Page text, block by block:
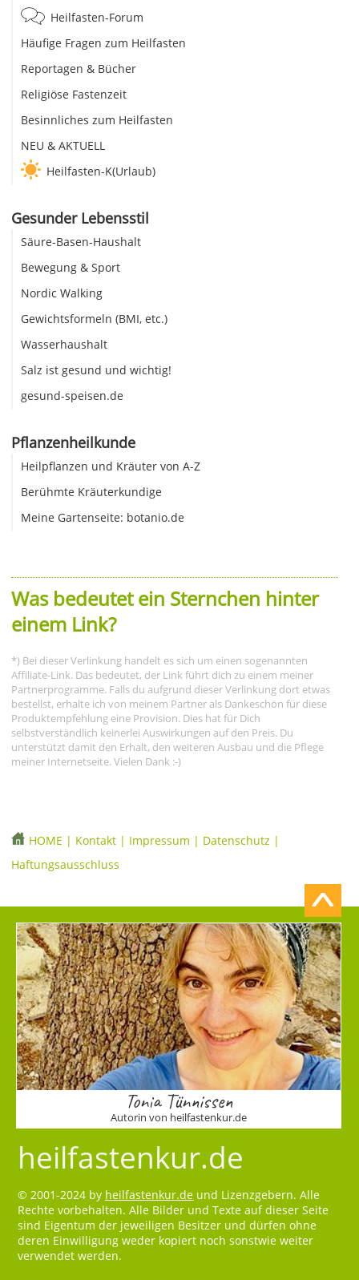
Heilfasten-Forum
Häufige Fragen zum Heilfasten
Reportagen & Bücher
Religiöse Fastenzeit
Besinnliches zum Heilfasten
NEU & AKTUELL
Heilfasten-K(Urlaub)
Gesunder Lebensstil
Säure-Basen-Haushalt
Bewegung & Sport
Nordic Walking
Gewichtsformeln (BMI, etc.)
Wasserhaushalt
Salz ist gesund und wichtig!
gesund-speisen.de
Pflanzenheilkunde
Heilpflanzen und Kräuter von A-Z
Berühmte Kräuterkundige
Meine Gartenseite: botanio.de
Was bedeutet ein Sternchen hinter
einem Link?
*) Bei dieser Verlinkung handelt es sich um einen sogenannten
Affiliate-Link. Das bedeutet, der Link führt dich zu einem meiner
Partnerprogramme. Falls du aufgrund dieser Verlinkung dort etwas
bestellst, erhalte ich von meinem Partner als Dankeschön für diese
Produktempfehlung eine Provision. Dies hat für Dich
selbstverständlich keinerlei Auswirkungen auf den Preis. Du
unterstützt damit den Erhalt, den weiteren Ausbau und die Pflege
meiner Internetseite. Vielen Dank :-)
HOME | Kontakt | Impressum | Datenschutz |
Haftungsausschluss
Tonia Tünnissen
Autorin von heilfastenkur.de
heilfastenkur.de
© 2001-2024 by heilfastenkur.de und Lizenzgebern. Alle
Rechte vorbehalten. Alle Bilder und Texte auf dieser Seite
sind Eigentum der jeweiligen Besitzer und dürfen ohne
deren Einwilligung weder kopiert noch sonstwie weiter
verwendet werden.